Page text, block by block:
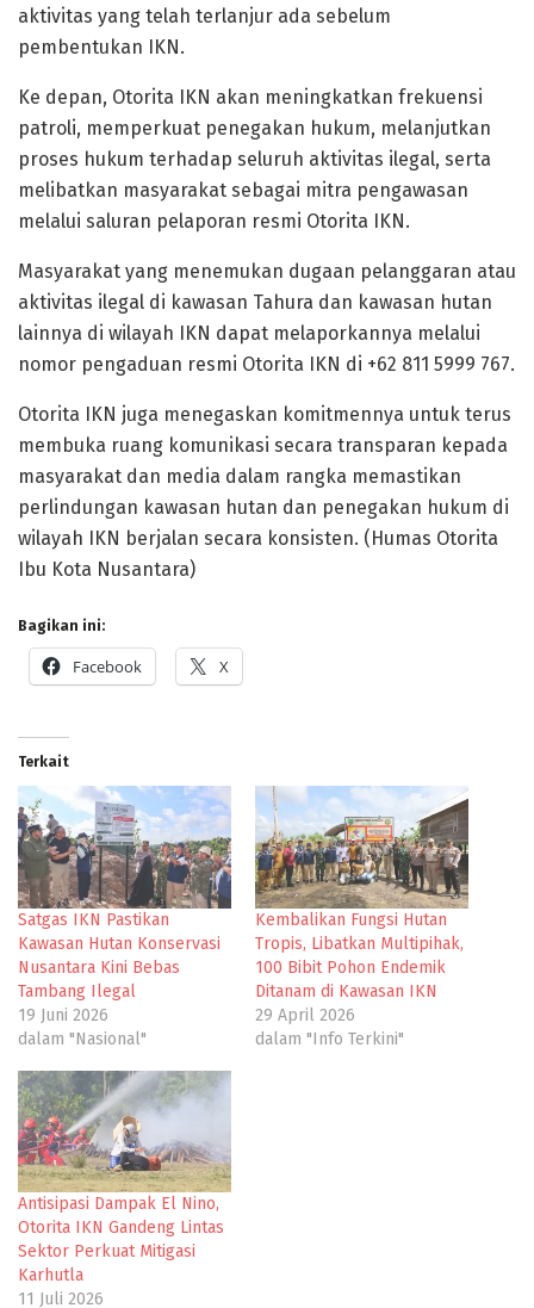
aktivitas yang telah terlanjur ada sebelum
pembentukan IKN.
Ke depan, Otorita IKN akan meningkatkan frekuensi
patroli, memperkuat penegakan hukum, melanjutkan
proses hukum terhadap seluruh aktivitas ilegal, serta
melibatkan masyarakat sebagai mitra pengawasan
melalui saluran pelaporan resmi Otorita IKN.
Masyarakat yang menemukan dugaan pelanggaran atau
aktivitas ilegal di kawasan Tahura dan kawasan hutan
lainnya di wilayah IKN dapat melaporkannya melalui
nomor pengaduan resmi Otorita IKN di +62 811 5999 767.
Otorita IKN juga menegaskan komitmennya untuk terus
membuka ruang komunikasi secara transparan kepada
masyarakat dan media dalam rangka memastikan
perlindungan kawasan hutan dan penegakan hukum di
wilayah IKN berjalan secara konsisten. (Humas Otorita
Ibu Kota Nusantara)
Bagikan ini:
Facebook X
Terkait
Satgas IKN Pastikan
Kawasan Hutan Konservasi
Nusantara Kini Bebas
Tambang Ilegal
19 Juni 2026
dalam "Nasional"
Kembalikan Fungsi Hutan
Tropis, Libatkan Multipihak,
100 Bibit Pohon Endemik
Ditanam di Kawasan IKN
29 April 2026
dalam "Info Terkini"
Antisipasi Dampak El Nino,
Otorita IKN Gandeng Lintas
Sektor Perkuat Mitigasi
Karhutla
11 Juli 2026